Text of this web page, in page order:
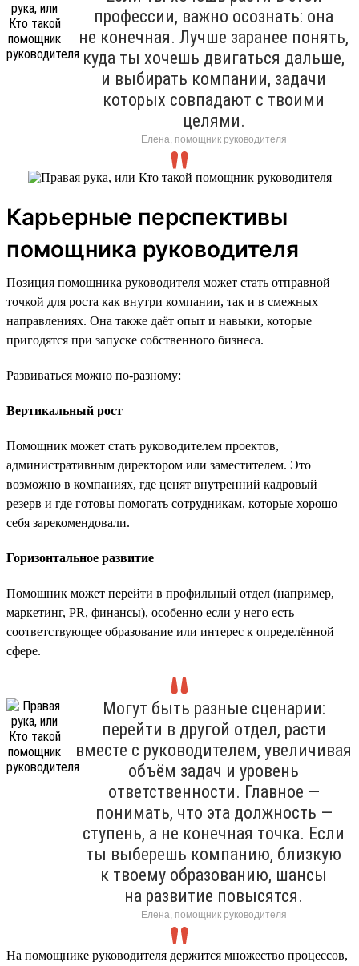
профессии, важно осознать: она
не конечная. Лучше заранее понять,
куда ты хочешь двигаться дальше,
и выбирать компании, задачи
которых совпадают с твоими
целями.
Елена, помощник руководителя
Карьерные перспективы
помощника руководителя
Позиция помощника руководителя может стать отправной
точкой для роста как внутри компании, так и в смежных
направлениях. Она также даёт опыт и навыки, которые
пригодятся при запуске собственного бизнеса.
Развиваться можно по-разному:
Вертикальный рост
Помощник может стать руководителем проектов,
административным директором или заместителем. Это
возможно в компаниях, где ценят внутренний кадровый
резерв и где готовы помогать сотрудникам, которые хорошо
себя зарекомендовали.
Горизонтальное развитие
Помощник может перейти в профильный отдел (например,
маркетинг, PR, финансы), особенно если у него есть
соответствующее образование или интерес к определённой
сфере.
Могут быть разные сценарии:
перейти в другой отдел, расти
вместе с руководителем, увеличивая
объём задач и уровень
ответственности. Главное —
понимать, что эта должность —
ступень, а не конечная точка. Если
ты выберешь компанию, близкую
к твоему образованию, шансы
на развитие повысятся.
Елена, помощник руководителя
На помощнике руководителя держится множество процессов,